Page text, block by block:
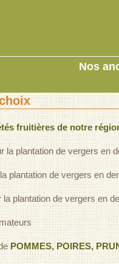
Nos
fruitières de notre
la plantation de vergers en
plantation de vergers en
la plantation de vergers en
POMMES, POIRES,